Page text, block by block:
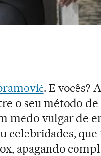
. E vocês?
o seu método de
medo vulgar de
celebridades,
apagando